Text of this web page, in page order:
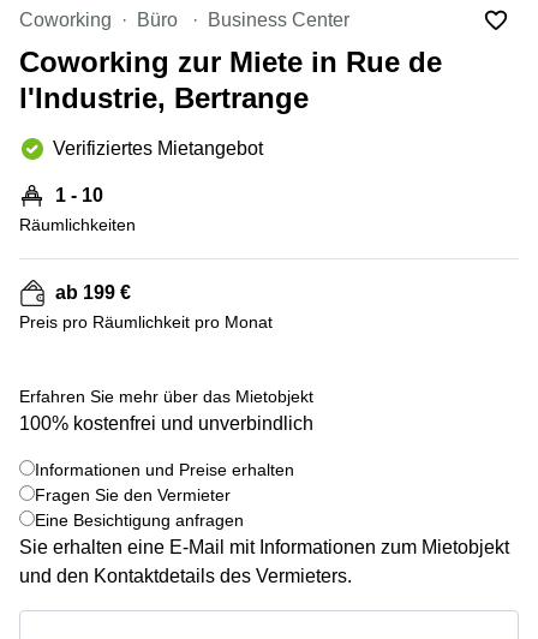
Сoworking
Esch-sur-
Alzette
Sandweiler
Bureaux
Esch-
sur-
Alzette
Bureaux
Sandweiler
Centres
Bertrange
Centres
Esch-
sur-
Alzette
Centres
Coworking Büro Business Center
Coworking zur Miete in Rue de
l'Industrie, Bertrange
Verifiziertes Mietangebot
1 - 10
Räumlichkeiten
ab 199 €
Preis pro Räumlichkeit pro Monat
Erfahren Sie mehr über das Mietobjekt
100% kostenfrei und unverbindlich
Informationen und Preise erhalten
Fragen Sie den Vermieter
Eine Besichtigung anfragen
Sie erhalten eine E-Mail mit Informationen zum Mietobjekt
und den Kontaktdetails des Vermieters.